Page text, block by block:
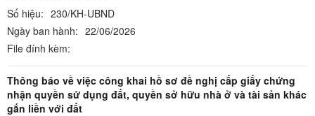
Số hiệu: 230/KH-UBND
Ngày ban hành: 22/06/2026
File đính kèm:
Thông báo về việc công khai hồ sơ đề nghị cấp giấy chứng
nhận quyền sử dụng đất, quyền sở hữu nhà ở và tài sản khác
gắn liền với đất